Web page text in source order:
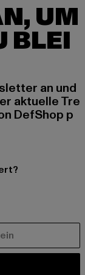
UM
BLEI
an und
aktuelle Tre
DefShop p